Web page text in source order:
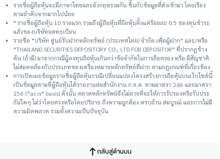
รายชื่อผู้ถือหุ้นจะมีภาษาไทยและอังกฤษรวมกัน ขึ้นกับข้อมูลที่ส่งเข้ามา โดยเรียง
ตามลำดับจากมากไปน้อย
* รายชื่อผู้ถือหุ้น 10 รายแรก รวมถึงผู้ถือหุ้นที่ถือหุ้นตั้งแต่ร้อยละ 0.5 ของทุนชําระ
แล้วของบริษัทจดทะเบียน
รายชื่อ “บริษัท ศูนย์รับฝากหลักทรัพย์ (ประเทศไทย) จำกัด เพื่อผู้ฝาก” และ/หรือ
“THAILAND SECURITIES DEPOSITORY CO., LTD FOR DEPOSITOR” ที่ปรากฏข้าง
ต้น (ถ้ามี) มาจากกรณีผู้ลงทุนถือหุ้นเกินกว่าข้อจำกัดในการถือครอง หรือ มีสัญชาติ
ไม่สอดคล้องกับประเภทของเครื่องหมายหลักทรัพย์ที่ฝาก ตามกฎเกณฑ์ที่เกี่ยวข้อง
การเปิดเผยข้อมูลรายชื่อผู้ถือหุ้นกรณีเปลี่ยนแปลงโครงสร้างการถือหุ้นบนเว็บไซต์นี้
เป็นข้อมูลตามที่ผู้ถือหุ้นได้รายงานต่อสำนักงาน ก.ล.ต. ตามมาตรา 246 และมาตรา
256 (“as is” basis) ดังนั้น ตลาดหลักทรัพย์จึงไม่อาจที่จะให้การรับรองหรือรับประ
กันใดๆ ไม่ว่าโดยตรงหรือโดยปริยาย ถึงความถูกต้อง ครบถ้วน สมบูรณ์ และการไม่มี
ความผิดพลาด รวมทั้งความเป็นปัจจุบัน
กลับสู่ด้านบน